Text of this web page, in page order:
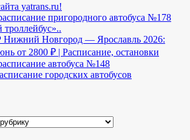
yatrans.ru!
пригородного автобуса №178
Нижний Новгород — Ярославль 2026:
от 2800 ₽ | Расписание, остановки
автобуса №148
городских автобусов